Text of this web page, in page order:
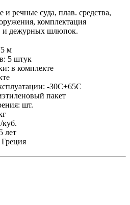
речные суда, плав. средства,
комплектация
и дежурных шлюпок.
м
5 штук
в комплекте
-30С+65С
пакет
шт.
лет